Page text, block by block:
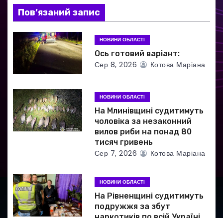
а
п
и
с
і
в
Пов’язаний запис
НОВИНИ ОБЛАСТІ
Ось готовий варіант:
Сер 8, 2026 Котова Маріана
НОВИНИ ОБЛАСТІ
На Млинівщині судитимуть
чоловіка за незаконний
вилов риби на понад 80
тисяч гривень
Сер 7, 2026 Котова Маріана
НОВИНИ ОБЛАСТІ
На Рівненщині судитимуть
подружжя за збут